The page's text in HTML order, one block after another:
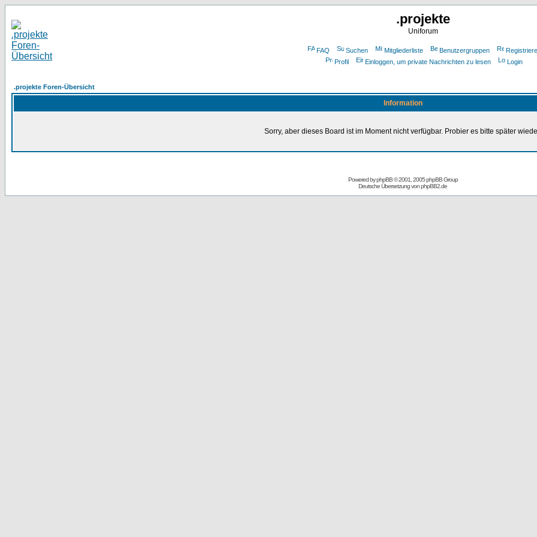
.projekte
Uniforum
FAQ Suchen Mitgliederliste Benutzergruppen
Profil
Einloggen, um private Nachrichten zu lesen Login
.projekte Foren-Übersicht
Information
Sorry, aber dieses Board ist im Moment nicht verfügbar. Probier es bitte später
Powered byphpBB© 2001, 2005 phpBB Group
Deutsche Übersetzung vonphpBB2.de